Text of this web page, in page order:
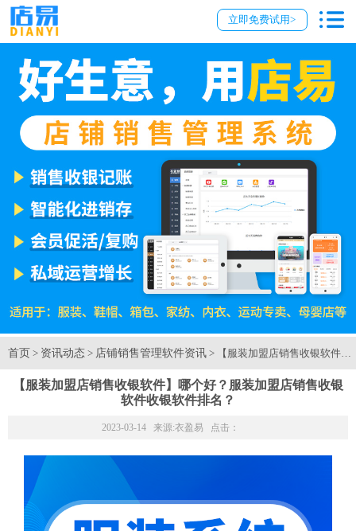
立即免费试用>
首页 > 资讯动态 > 店铺销售管理软件资讯 > 【服装加盟店销售收银软件
【服装加盟店销售收银软件】哪个好？服装加盟店销售收银
软件收银软件排名？
2023-03-14 来源:衣盈易 点击：